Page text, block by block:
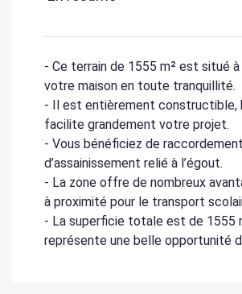
- Ce terrain de 1555 m² est situé
votre maison en toute tranquillité.
- Il est entièrement constructible,
facilite grandement votre projet.
- Vous bénéficiez de
d’assainissement relié à l’égout.
- La zone offre de nombreux
à proximité pour le transport
- La superficie totale est de 1555
représente une belle opportunité